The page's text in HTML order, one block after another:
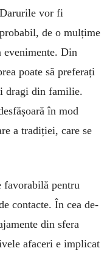
vor fi
de o mulțime
Din
poate să preferați
dragi din familie.
în mod
a tradiției, care se
favorabilă pentru
contacte. În cea de-
din sfera
afaceri e implicat